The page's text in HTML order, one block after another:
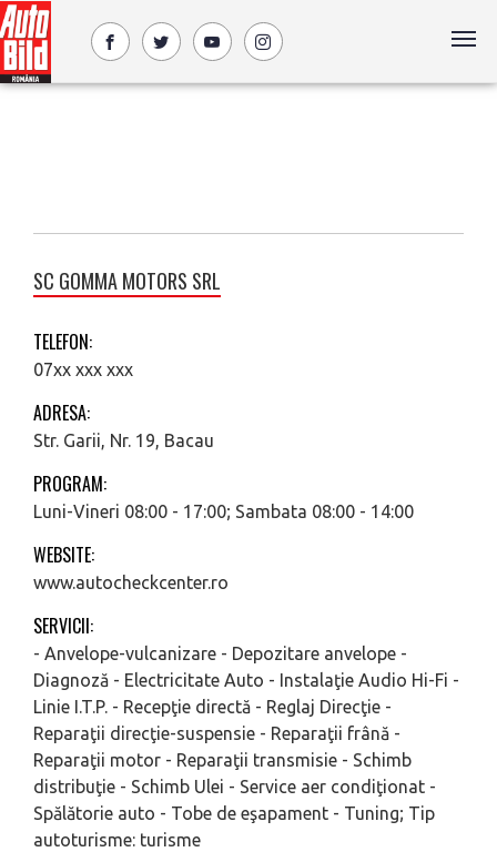
SC GOMMA MOTORS SRL
TELEFON:
07xx xxx xxx
ADRESA:
Str. Garii, Nr. 19, Bacau
PROGRAM:
Luni-Vineri 08:00 - 17:00; Sambata 08:00 - 14:00
WEBSITE:
www.autocheckcenter.ro
SERVICII:
- Anvelope-vulcanizare - Depozitare anvelope -
Diagnoză - Electricitate Auto - Instalaţie Audio Hi-Fi -
Linie I.T.P. - Recepţie directă - Reglaj Direcţie -
Reparaţii direcţie-suspensie - Reparaţii frână -
Reparaţii motor - Reparaţii transmisie - Schimb
distribuţie - Schimb Ulei - Service aer condiţionat -
Spălătorie auto - Tobe de eşapament - Tuning; Tip
autoturisme: turisme